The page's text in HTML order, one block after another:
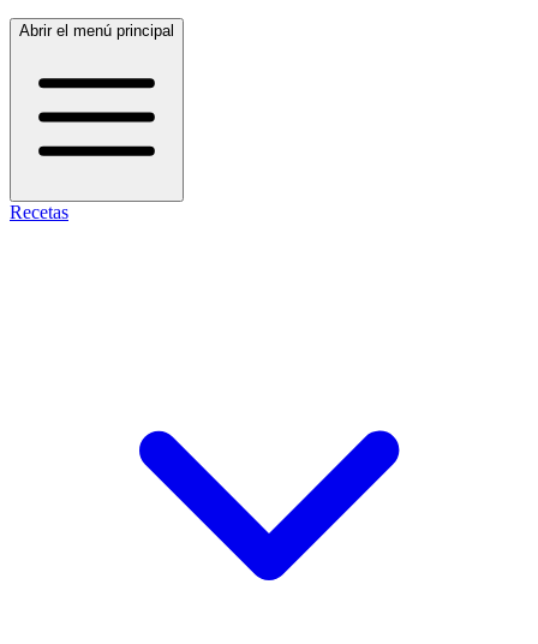
Abrir el menú principal
Recetas